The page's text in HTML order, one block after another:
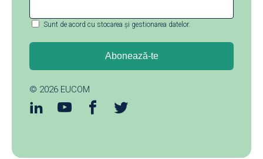
Sunt de acord cu stocarea și gestionarea datelor.
© 2026 EUCOM